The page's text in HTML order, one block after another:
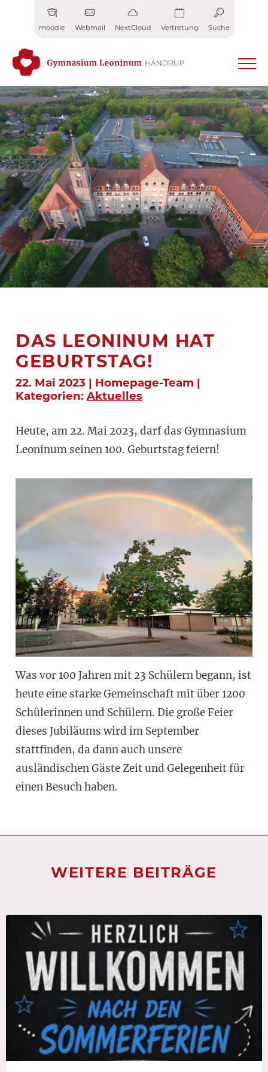
moodle Webmail NextCloud Vertretung Suche
DAS LEONINUM HAT
GEBURTSTAG!
22. Mai 2023 | Homepage-Team |
Kategorien: Aktuelles
Heute, am 22. Mai 2023, darf das Gymnasium
Leoninum seinen 100. Geburtstag feiern!
Was vor 100 Jahren mit 23 Schülern begann, ist
heute eine starke Gemeinschaft mit über 1200
Schülerinnen und Schülern. Die große Feier
dieses Jubiläums wird im September
stattfinden, da dann auch unsere
ausländischen Gäste Zeit und Gelegenheit für
einen Besuch haben.
WEITERE BEITRÄGE